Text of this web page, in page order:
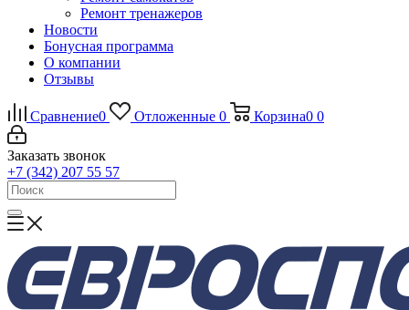
Ремонт тренажеров
Новости
Бонусная программа
О компании
Отзывы
Сравнение0 Отложенные 0 Корзина0 0
Заказать звонок
+7 (342) 207 55 57